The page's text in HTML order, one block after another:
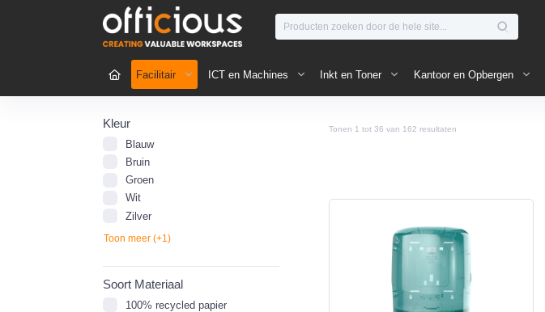
Facilitair ICT en Machines Inkt en Toner Kantoor en Opbergen
Kleur
Blauw
Bruin
Groen
Wit
Zilver
Toon meer (+1)
Soort Materiaal
100% recycled papier
Tonen 1 tot 36 van 162 resultaten